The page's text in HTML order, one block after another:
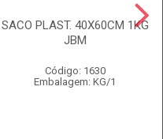
SACO PLAST. 40X60CM 1KG
JBM
Código: 1630
Embalagem: KG/1